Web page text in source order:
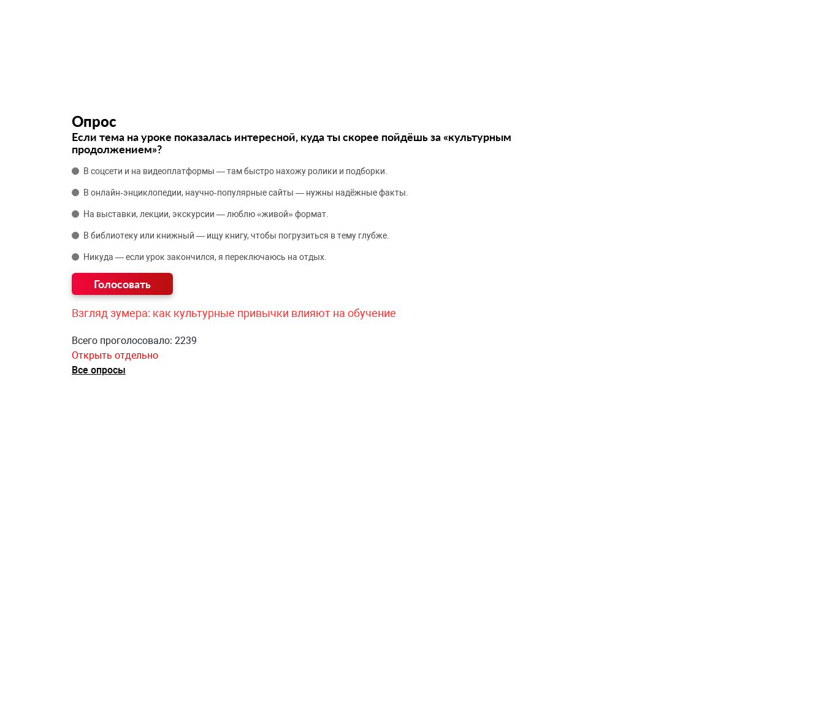
Опрос
Если тема на уроке показалась интересной, куда ты скорее пойдёшь за «культурным
продолжением»?
В соцсети и на видеоплатформы — там быстро нахожу ролики и подборки.
В онлайн‑энциклопедии, научно‑популярные сайты — нужны надёжные факты.
На выставки, лекции, экскурсии — люблю «живой» формат.
В библиотеку или книжный — ищу книгу, чтобы погрузиться в тему глубже.
Никуда — если урок закончился, я переключаюсь на отдых.
Взгляд зумера: как культурные привычки влияют на обучение
Всего проголосовало: 2239
Открыть отдельно
Все опросы